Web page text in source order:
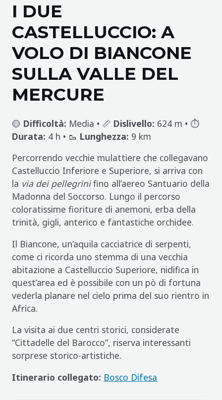
I DUE
CASTELLUCCIO: A
VOLO DI BIANCONE
SULLA VALLE DEL
MERCURE
🟡 Difficoltà: Media • 📏 Dislivello: 624 m • ⏱️
Durata: 4 h • 🥾 Lunghezza: 9 km
Percorrendo vecchie mulattiere che collegavano
Castelluccio Inferiore e Superiore, si arriva con
la via dei pellegrinifino all’aereo Santuario della
Madonna del Soccorso. Lungo il percorso
coloratissime fioriture di anemoni, erba della
trinità, gigli, anterico e fantastiche orchidee.
Il Biancone, un’aquila cacciatrice di serpenti,
come ci ricorda uno stemma di una vecchia
abitazione a Castelluccio Superiore, nidifica in
quest’area ed è possibile con un pò di fortuna
vederla planare nel cielo prima del suo rientro in
Africa.
La visita ai due centri storici, considerate
“Cittadelle del Barocco”, riserva interessanti
sorprese storico-artistiche.
Itinerario collegato: Bosco Difesa